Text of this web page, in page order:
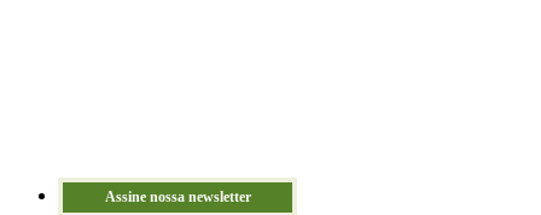
Assine nossa newsletter